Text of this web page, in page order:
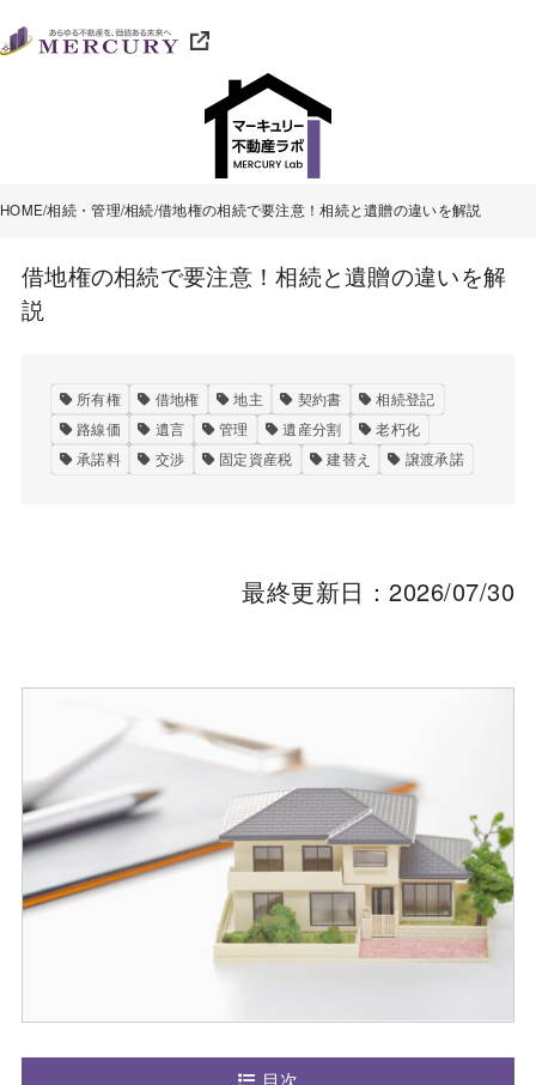
HOME 相続・管理 相続 借地権の相続で要注意！相続と遺贈の違いを解説
借地権の相続で要注意！相続と遺贈の違いを解
説
所有権 借地権 地主 契約書
相続登記
路線価
遺言 管理 遺産分割
老朽化
承諾料
交渉 固定資産税 建替え 譲渡承諾
最終更新日：2026/07/30